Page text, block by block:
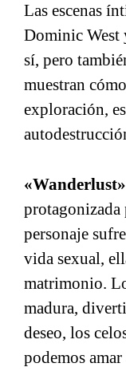
Las escenas
Dominic West
sí, pero
muestran
exploración,
«Wanderlust»
personaje
vida sexual,
matrimonio.
madura,
deseo, los
podemos amar